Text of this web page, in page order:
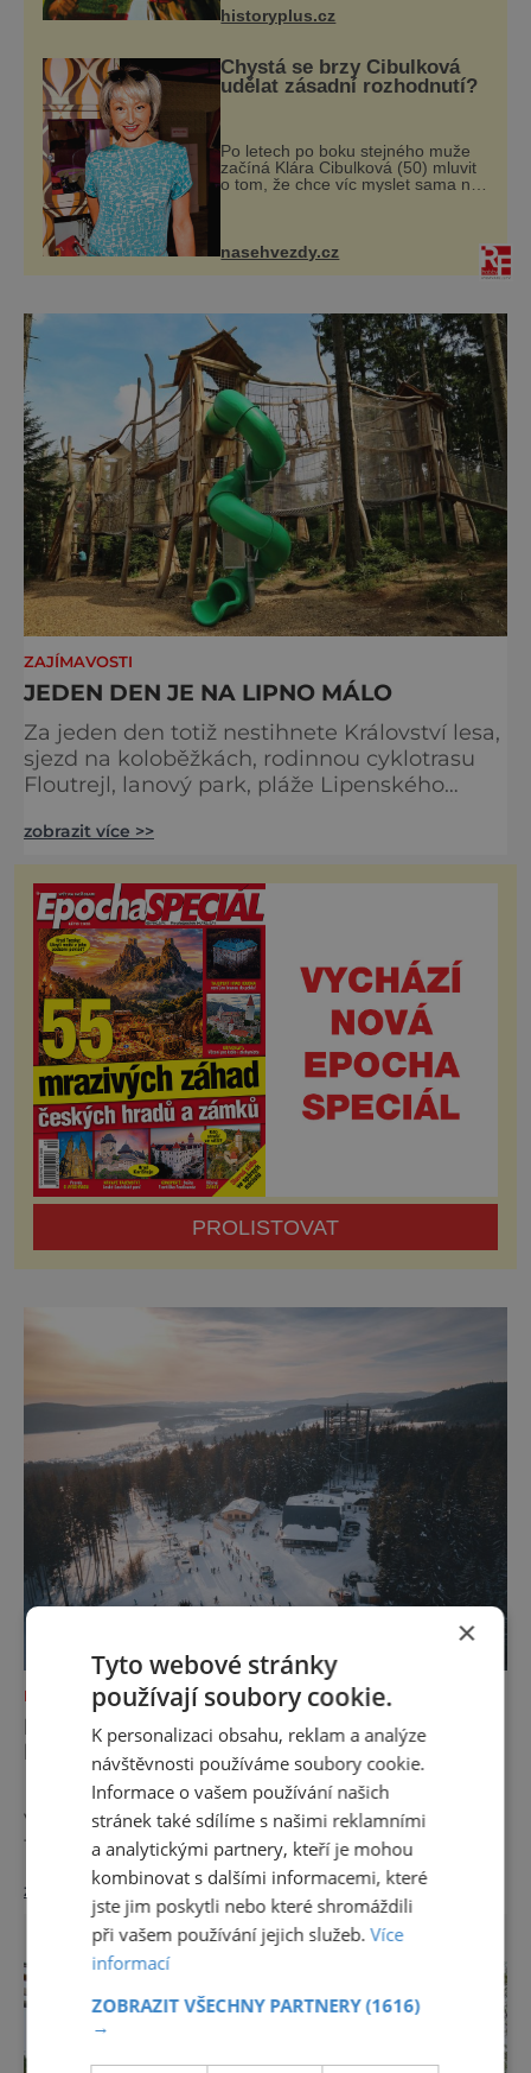
Jindřich se však zastrašit nenechá.
historyplus.cz
Chystá se brzy Cibulková
udělat zásadní rozhodnutí?
Po letech po boku stejného muže
začíná Klára Cibulková (50) mluvit
o tom, že chce víc myslet sama na
nasehvezdy.cz
ZAJÍMAVOSTI
JEDEN DEN JE NA LIPNO MÁLO
Za jeden den totiž nestihnete Království lesa,
sjezd na koloběžkách, rodinnou cyklotrasu
Floutrejl, lanový park, pláže Lipenského
samozřejmě hovoříme o době, kdy návštěvu
těchto míst epidemická situace dovolí. Ale ty
dny jsou již za dveřmi! Tolik zážitků na
jednom místě nabízí v Česku pouze Lipno
nad Vltavou, proto je perfektní destinací pro
letní rodinnou d
zobrazit více >>
PROLISTOVAT
KAM S DĚTMI
LIPNO PLNÝMI DOUŠKY: NOVINKY PRO
LETOŠNÍ ROK
Rodinný skiareál Lipno pro letošní sezónu
významně rozšířil zázemí pro návštěvníky, a
to zejména pro děti. Hřiště Fox Park se
zvětšilo a rozrostlo. K dispozici budou čtyři
pohyblivé pásy a desítky výukových prvků,
které jsou ideální pro úplně první seznámení
s lyžováním. „Lipno se dlouhodobě zaměřuje
na rodiny s dětmi a letošní rozšíření Fox
Parku o nové pohyblivé pásy a zvětšení
plochy areálu
zobrazit více >>
×
Tyto webové stránky
používají soubory cookie.
K personalizaci obsahu, reklam a analýze
návštěvnosti používáme soubory cookie.
Informace o vašem používání našich
stránek také sdílíme s našimi reklamními
a analytickými partnery, kteří je mohou
kombinovat s dalšími informacemi, které
jste jim poskytli nebo které shromáždili
při vašem používání jejich služeb.Více
informací
ZOBRAZIT VŠECHNY PARTNERY(1616)
→